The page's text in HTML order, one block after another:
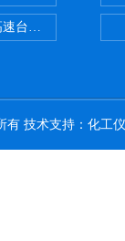
台式冷冻离心机
技术支持： 化工